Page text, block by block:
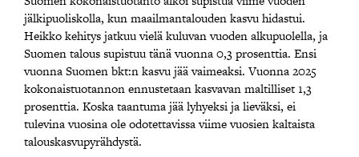
jälkipuoliskolla, kun maailmantalouden kasvu hidastui.
Heikko kehitys jatkuu vielä kuluvan vuoden alkupuolella, ja
Suomen talous supistuu tänä vuonna 0,3 prosenttia. Ensi
vuonna Suomen bkt:n kasvu jää vaimeaksi. Vuonna 2025
kokonaistuotannon ennustetaan kasvavan maltilliset 1,3
prosenttia. Koska taantuma jää lyhyeksi ja lieväksi, ei
tulevina vuosina ole odotettavissa viime vuosien kaltaista
talouskasvupyrähdystä.